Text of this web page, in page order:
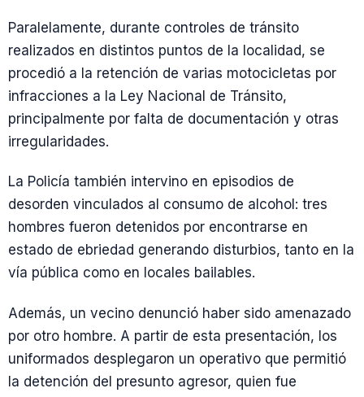
Paralelamente, durante controles de tránsito
realizados en distintos puntos de la localidad, se
procedió a la retención de varias motocicletas por
infracciones a la Ley Nacional de Tránsito,
principalmente por falta de documentación y otras
irregularidades.
La Policía también intervino en episodios de
desorden vinculados al consumo de alcohol: tres
hombres fueron detenidos por encontrarse en
estado de ebriedad generando disturbios, tanto en la
vía pública como en locales bailables.
Además, un vecino denunció haber sido amenazado
por otro hombre. A partir de esta presentación, los
uniformados desplegaron un operativo que permitió
la detención del presunto agresor, quien fue